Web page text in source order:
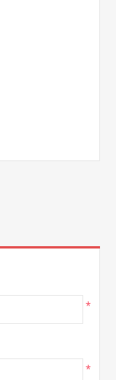
*
*